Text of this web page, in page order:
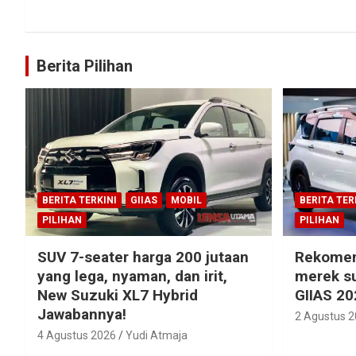
Berita Pilihan
BERITA TERKINI GIIAS
MOBIL
PILIHAN
SUV 7-seater harga 200 jutaan
yang lega, nyaman, dan irit,
New Suzuki XL7 Hybrid
Jawabannya!
4 Agustus 2026 Yudi Atmaja
BERITA
PILIHAN
merek
GIIAS
2 Agustus